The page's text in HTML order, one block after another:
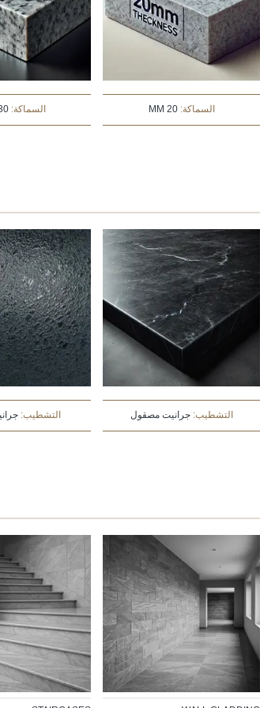
السماكة:20 MM السماكة:MM
التشطيب:جرانيت مصقول التشطيب: